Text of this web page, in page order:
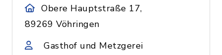
Obere Hauptstraße 17,
89269 Vöhringen
Gasthof und Metzgerei